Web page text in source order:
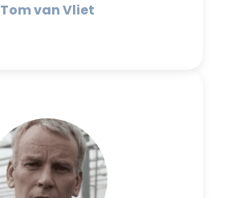
Tom van Vliet